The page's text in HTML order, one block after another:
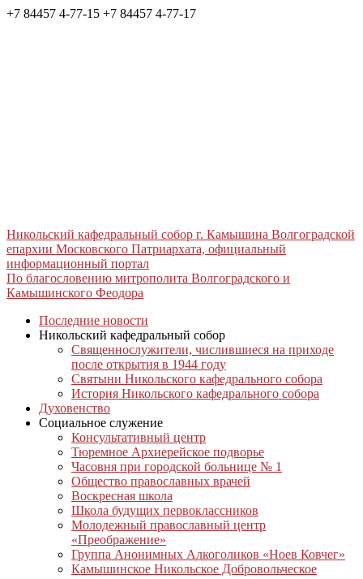
+7 84457 4-77-15 +7 84457 4-77-17
Никольский кафедральный собор г. Камышина Волгоградской
епархии Московского Патриархата, официальный
информационный портал
По благословению митрополита Волгоградского и
Камышинского Феодора
Последние новости
Никольский кафедральный собор
Священнослужители, числившиеся на приходе
после открытия в 1944 году
Святыни Никольского кафедрального собора
История Никольского кафедрального собора
Духовенство
Социальное служение
Консультативный центр
Тюремное Архиерейское подворье
Часовня при городской больнице № 1
Общество православных врачей
Воскресная школа
Школа будущих первоклассников
Молодежный православный центр
«Преображение»
Группа Анонимных Алкоголиков «Ноев Ковчег»
Камышинское Никольское Добровольческое